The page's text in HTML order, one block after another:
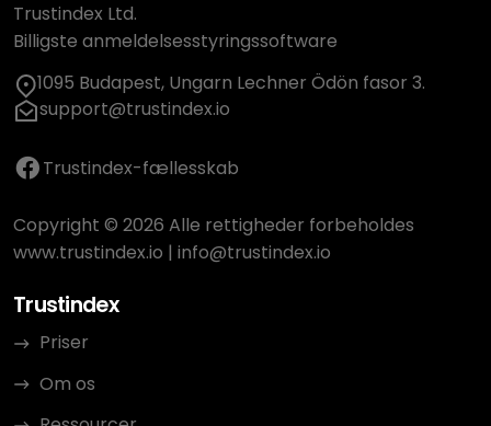
Trustindex Ltd.
Billigste anmeldelsesstyringssoftware
1095 Budapest, Ungarn Lechner Ödön fasor 3.
support@trustindex.io
Trustindex-fællesskab
Copyright © 2026 Alle rettigheder forbeholdes
www.trustindex.io | info@trustindex.io
Trustindex
Priser
Om os